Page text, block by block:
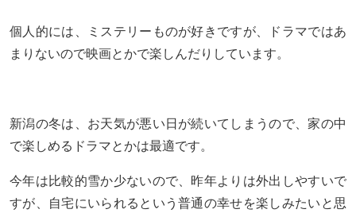
個人的には、ミステリーものが好きですが、ドラマではあ
まりないので映画とかで楽しんだりしています。
新潟の冬は、お天気が悪い日が続いてしまうので、家の中
で楽しめるドラマとかは最適です。
今年は比較的雪か少ないので、昨年よりは外出しやすいで
すが、自宅にいられるという普通の幸せを楽しみたいと思